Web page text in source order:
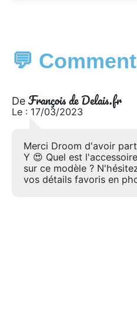
💬
De François de Delais.fr
Le : 17/03/2023
Merci Droom d'avoir
Y 😍 Quel est
sur ce modèle ?
vos détails favoris en